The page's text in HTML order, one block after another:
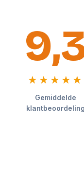
★★★★★
Gemiddelde
klantbeoordeling